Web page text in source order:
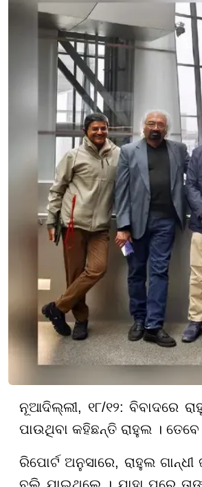
ନୂଆଦିଲ୍ଲୀ, ୧୮/୧୨: ବିବାଦରେ
ପାଉଥିବା କହିଛନ୍ତି ରାହୁଲ ।
ରିପୋର୍ଟ ଅନୁସାରେ, ରାହୁଲ